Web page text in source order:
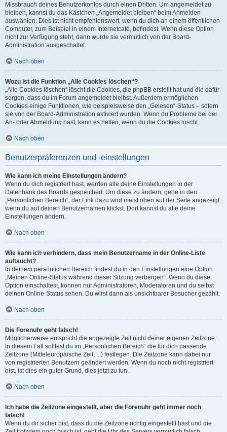
Missbrauch deines Benutzerkontos durch einen Dritten. Um angemeldet zu
bleiben, kannst du das Kästchen „Angemeldet bleiben“ beim Anmelden
auswählen. Dies ist nicht empfehlenswert, wenn du dich an einem öffentlichen
Computer, zum Beispiel in einem Internetcafé, befindest. Wenn diese Option
nicht zur Verfügung steht, dann wurde sie vermutlich von der Board-
Administration ausgeschaltet.
Nach oben
Wozu ist die Funktion „Alle Cookies löschen“?
„Alle Cookies löschen“ löscht die Cookies, die phpBB erstellt hat und die dafür
sorgen, dass du im Forum angemeldet bleibst. Außerdem ermöglichen
Cookies einige Funktionen, wie beispielsweise den „Gelesen“-Status – sofern
sie von der Board-Administration aktiviert wurden. Wenn du Probleme bei der
An- oder Abmeldung hast, kann es helfen, wenn du die Cookies löscht.
Nach oben
Benutzerpräferenzen und -einstellungen
Wie kann ich meine Einstellungen ändern?
Wenn du dich registriert hast, werden alle deine Einstellungen in der
Datenbank des Boards gespeichert. Um diese zu ändern, gehe in den
„Persönlichen Bereich“; der Link dazu wird meist oben auf der Seite angezeigt,
wenn du auf deinen Benutzernamen klickst. Dort kannst du alle deine
Einstellungen ändern.
Nach oben
Wie kann ich verhindern, dass mein Benutzername in der Online-Liste
auftaucht?
In deinem persönlichen Bereich findest du in den Einstellungen eine Option
„Meinen Online-Status während dieser Sitzung verbergen“. Wenn du diese
Option einschaltest, können nur Administratoren, Moderatoren und du selbst
deinen Online-Status sehen. Du wirst dann als unsichtbarer Besucher gezählt.
Nach oben
Die Forenuhr geht falsch!
Möglicherweise entspricht die angezeigte Zeit nicht deiner eigenen Zeitzone.
In diesem Fall solltest du im „Persönlichen Bereich“ die für dich passende
Zeitzone (Mitteleuropäische Zeit, ...) festlegen. Die Zeitzone kann dabei nur
von registrierten Benutzern geändert werden. Wenn du noch nicht registriert
bist, ist dies ein guter Grund, dies jetzt zu tun.
Nach oben
Ich habe die Zeitzone eingestellt, aber die Forenuhr geht immer noch
falsch!
Wenn du dir sicher bist, dass du die Zeitzone richtig eingestellt hast und die